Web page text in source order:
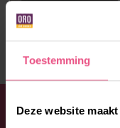
Toestemming
Deze website
WIL JE JE